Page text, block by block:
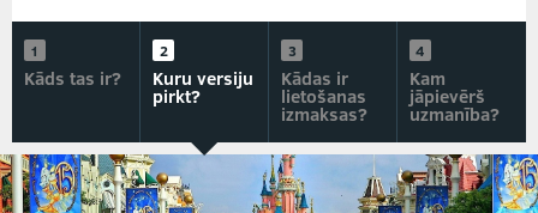
Kāds tas ir? Kuru versiju
pirkt?
Kādas ir
lietošanas
izmaksas?
Kam
jāpievērš
uzmanība?